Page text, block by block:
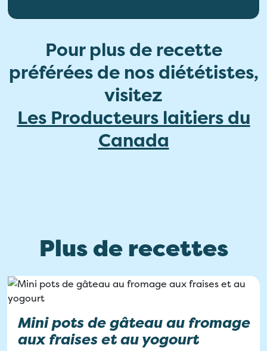
Pour plus de recette
préférées de nos diététistes,
visitez
Les Producteurs laitiers du
Canada
Plus de recettes
Mini pots de gâteau au fromage
aux fraises et au yogourt